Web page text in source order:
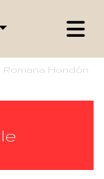
Romana Hondón